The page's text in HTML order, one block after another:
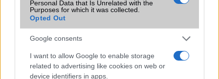
Personal Data that Is Unrelated with the
Purposes for which it was collected.
Opted Out
Google consents
I want to allow Google to enable storage
related to advertising like cookies on web or
device identifiers in apps.
Iránytũ ecompass ecompass
Extrák Nincs Nincs
Vibra jelzés alap szolgáltatás alap szolgáltatás